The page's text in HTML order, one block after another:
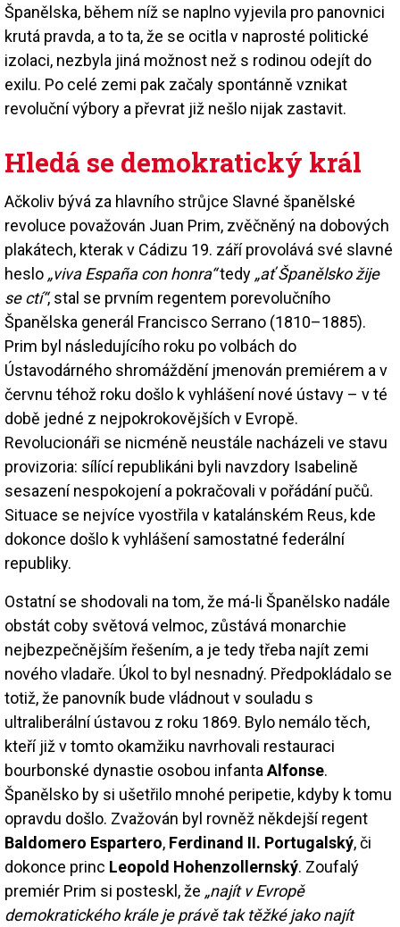
Španělska, během níž se naplno vyjevila pro panovnici
krutá pravda, a to ta, že se ocitla v naprosté politické
izolaci, nezbyla jiná možnost než s rodinou odejít do
exilu. Po celé zemi pak začaly spontánně vznikat
revoluční výbory a převrat již nešlo nijak zastavit.
Hledá se demokratický král
Ačkoliv bývá za hlavního strůjce Slavné španělské
revoluce považován Juan Prim, zvěčněný na dobových
plakátech, kterak v Cádizu 19. září provolává své slavné
heslo „viva España con honra“tedy „ať Španělsko žije
se ctí“, stal se prvním regentem porevolučního
Španělska generál Francisco Serrano (1810–1885).
Prim byl následujícího roku po volbách do
Ústavodárného shromáždění jmenován premiérem a v
červnu téhož roku došlo k vyhlášení nové ústavy – v té
době jedné z nejpokrokovějších v Evropě.
Revolucionáři se nicméně neustále nacházeli ve stavu
provizoria: sílící republikáni byli navzdory Isabelině
sesazení nespokojení a pokračovali v pořádání pučů.
Situace se nejvíce vyostřila v katalánském Reus, kde
dokonce došlo k vyhlášení samostatné federální
republiky.
Ostatní se shodovali na tom, že má-li Španělsko nadále
obstát coby světová velmoc, zůstává monarchie
nejbezpečnějším řešením, a je tedy třeba najít zemi
nového vladaře. Úkol to byl nesnadný. Předpokládalo se
totiž, že panovník bude vládnout v souladu s
ultraliberální ústavou z roku 1869. Bylo nemálo těch,
kteří již v tomto okamžiku navrhovali restauraci
bourbonské dynastie osobou infanta Alfonse.
Španělsko by si ušetřilo mnohé peripetie, kdyby k tomu
opravdu došlo. Zvažován byl rovněž někdejší regent
Baldomero Espartero, Ferdinand II. Portugalský, či
dokonce princ Leopold Hohenzollernský. Zoufalý
premiér Prim si posteskl, že „najít v Evropě
demokratického krále je právě tak těžké jako najít